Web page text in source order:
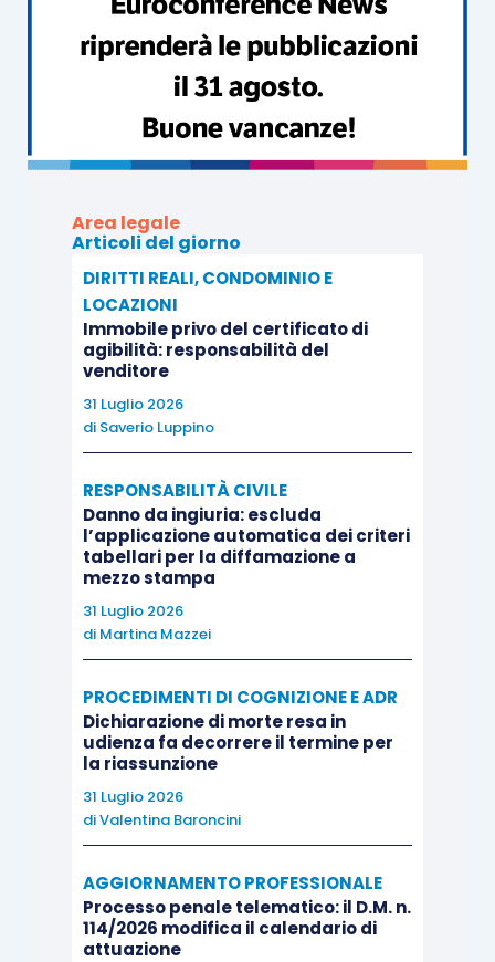
Le relazioni investigative
III incontro
GLI ACCORDI DI NEGOZIAZIONE ASSISTITA DA
AVVOCATI: PRESUPPOSTI, CLAUSOLE
CONSENTITE E TECNICHE DI REDAZIONE
I presupposti per avvalersi della procedura di
negoziazione assistita
Tutele dei figli minori ed equiparati
Le fasi del procedimento di negoziazione
assistita
L’invito a negoziare
La sottoscrizione della Convenzione
Le trattative: l’uso delle tecniche di mediazione
La stesura dell’accordo: contenuto necessario ed
eventuale dell’Accordo
L’invio dell’accordo al P.M.
Area legale
Articoli del giorno
DIRITTI REALI, CONDOMINIO E
LOCAZIONI
Immobile privo del certificato di
agibilità: responsabilità del
venditore
31 Luglio 2026
di Saverio Luppino
RESPONSABILITÀ CIVILE
Danno da ingiuria: escluda
l’applicazione automatica dei criteri
tabellari per la diffamazione a
mezzo stampa
31 Luglio 2026
di Martina Mazzei
PROCEDIMENTI DI COGNIZIONE E ADR
Dichiarazione di morte resa in
udienza fa decorrere il termine per
la riassunzione
31 Luglio 2026
diValentina Baroncini
AGGIORNAMENTO PROFESSIONALE
Processo penale telematico: il D.M. n.
114/2026 modifica il calendario di
attuazione